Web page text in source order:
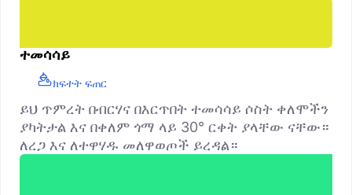
ተመሳሳይ
ክፍተት ፍጠር
ይህ ጥምረት በብርሃና በእርጥበት ተመሳሳይ ሶስት ቀለሞችን
ያካትታል እና በቀለም ጎማ ላይ 30° ርቀት ያላቸው ናቸው።
ለረጋ እና ለተዋሃዱ መለዋወጦች ይረዳል።